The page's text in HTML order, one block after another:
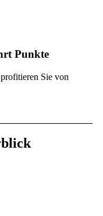
Punkte
Sie von